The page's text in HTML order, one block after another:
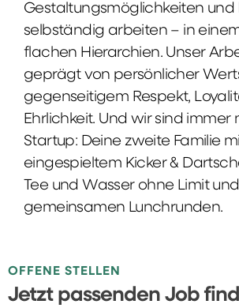
Gestaltungsmöglichkeiten und
selbständig arbeiten – in
flachen Hierarchien. Unser
geprägt von persönlicher
gegenseitigem Respekt,
Ehrlichkeit. Und wir sind immer
Startup: Deine zweite Familie
eingespieltem Kicker &
Tee und Wasser ohne Limit
gemeinsamen Lunchrunden.
OFFENE STELLEN
Jetzt passenden Job